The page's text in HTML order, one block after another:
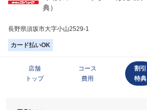
典）
長野県須坂市大字小山2529-1
カード払いOK
店舗
トップ
コース
費用
割引
特典